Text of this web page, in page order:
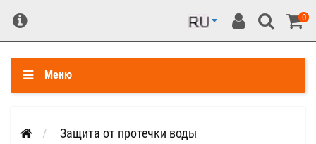
0
Меню
Защита от протечки воды